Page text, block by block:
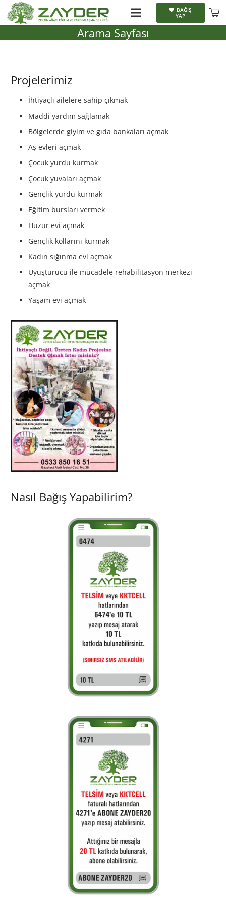
BAĞIŞ
YAP
Arama Sayfası
Projelerimiz
İhtiyaçlı ailelere sahip çıkmak
Maddi yardım sağlamak
Bölgelerde giyim ve gıda bankaları açmak
Aş evleri açmak
Çocuk yurdu kurmak
Çocuk yuvaları açmak
Gençlik yurdu kurmak
Eğitim bursları vermek
Huzur evi açmak
Gençlik kollarını kurmak
Kadın sığınma evi açmak
Uyuşturucu ile mücadele rehabilitasyon merkezi
açmak
Yaşam evi açmak
Nasıl Bağış Yapabilirim?